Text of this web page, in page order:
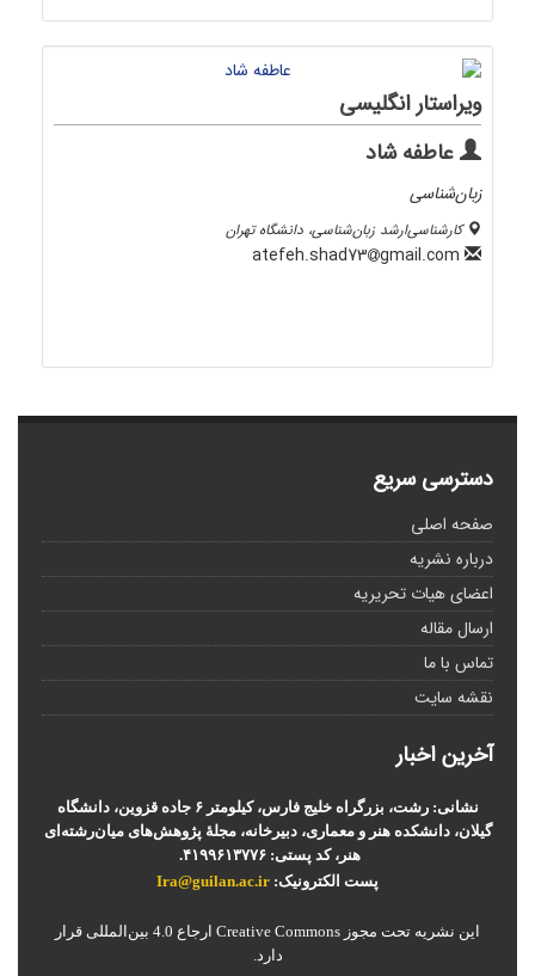
ویراستار انگلیسی
عاطفه شاد
زبان‌شناسی
کارشناسی‌ارشد زبان‌شناسی، دانشگاه تهران
gmail.com
دسترسی سریع
صفحه اصلی
درباره نشریه
اعضای هیات تحریریه
ارسال مقاله
تماس با ما
نقشه سایت
آخرین اخبار
نشانی: رشت، بزرگراه خلیج فارس، کیلومتر ۶ جاده قزوین، دانشگاه
گیلان، دانشکده هنر و معماری، دبیرخانه، مجلۀ پژوهش‌های میان‌رشته‌ای
هنر، کد پستی: ۴۱۹۹۶۱۳۷۷۶.
پست الکترونیک: Ira@guilan.ac.ir
این نشریه تحت مجوز Creative Commons ارجاع 4.0 بین‌المللی قرار
دارد.